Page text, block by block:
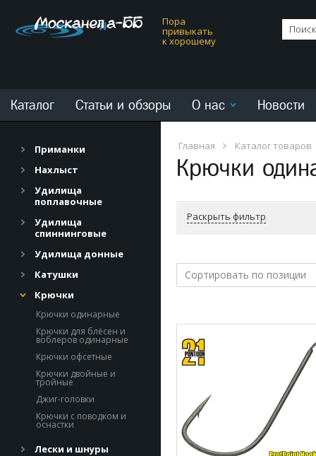
Пора
привыкать
к хорошему
Каталог Статьи и обзоры О нас Новости
Главная Каталог товаров
Крючки
Раскрыть фильтр
Сортировать по позиции
Приманки
Нахлыст
Удилища
поплавочные
Удилища
спиннинговые
Удилища донные
Катушки
Крючки
Крючки одинарные
Крючки для блёсен и
воблеров одинарные
Крючки офсетные
Крючки двойные и
тройные
Джиг-головки
Крючки с поводком и
оснастки
Лески и шнуры